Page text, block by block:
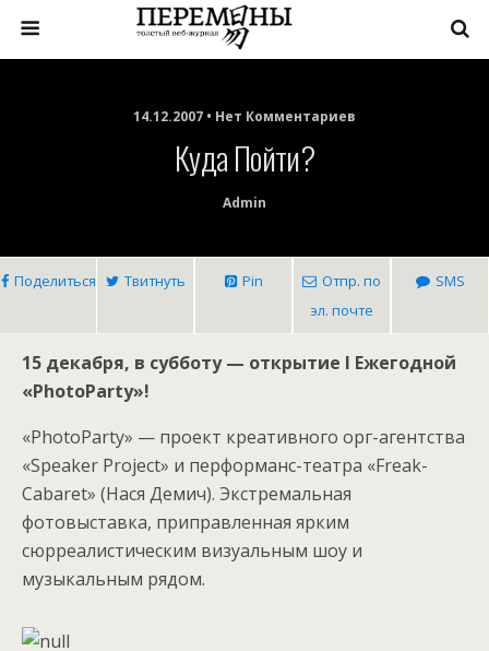
14.12.2007 • Нет Комментариев
Куда Пойти?
Admin
Поделиться Твитнуть Pin
Отпр. по
эл. почте
SMS
15 декабря, в субботу — открытие I Ежегодной
«PhotoParty»!
«PhotoParty» — проект креативного орг-агентства
«Speaker Project» и перформанс-театра «Freak-
Cabaret» (Нася Демич). Экстремальная
фотовыставка, приправленная ярким
сюрреалистическим визуальным шоу и
музыкальным рядом.